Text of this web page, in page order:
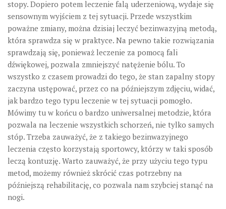
stopy. Dopiero potem leczenie falą uderzeniową, wydaje się
sensownym wyjściem z tej sytuacji. Przede wszystkim
poważne zmiany, można dzisiaj leczyć bezinwazyjną metodą,
która sprawdza się w praktyce. Na pewno takie rozwiązania
sprawdzają się, ponieważ leczenie za pomocą fali
dźwiękowej, pozwala zmniejszyć natężenie bólu. To
wszystko z czasem prowadzi do tego, że stan zapalny stopy
zaczyna ustępować, przez co na późniejszym zdjęciu, widać,
jak bardzo tego typu leczenie w tej sytuacji pomogło.
Mówimy tu w końcu o bardzo uniwersalnej metodzie, która
pozwala na leczenie wszystkich schorzeń, nie tylko samych
stóp. Trzeba zauważyć, że z takiego bezinwazyjnego
leczenia często korzystają sportowcy, którzy w taki sposób
leczą kontuzję. Warto zauważyć, że przy użyciu tego typu
metod, możemy również skrócić czas potrzebny na
późniejszą rehabilitację, co pozwala nam szybciej stanąć na
nogi.